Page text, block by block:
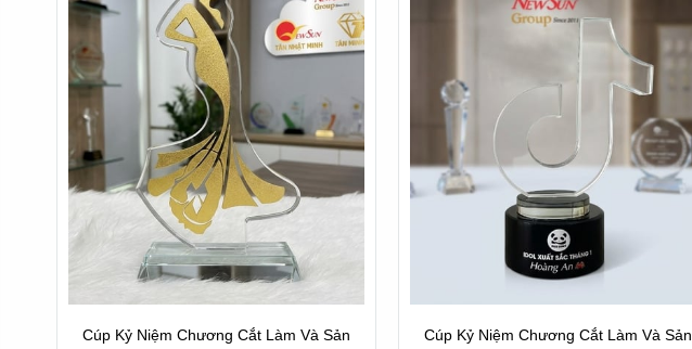
Cúp Kỷ Niệm Chương Cắt Làm Và Sản
Cúp Kỷ Niệm Chương Cắt Làm Và Sản